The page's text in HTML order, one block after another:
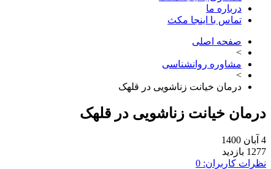
درباره ما
تماس با اینجا مکث
صفحه اصلی
>
مشاوره روانشناسی
>
درمان خیانت زناشویی در قلهک
درمان خیانت زناشویی در قلهک
4 آبان 1400
1277 بازدید
نظرات کاربران: 0